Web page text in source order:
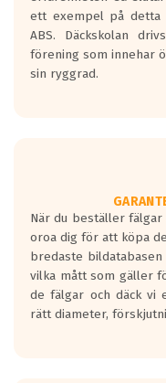
3700 kr
ett exempel på detta
ABS. Däckskolan
förening som innehar
sin ryggrad.
När du beställer
oroa dig för att köpa
bredaste
vilka mått som gäller
de fälgar och däck
rätt diameter,